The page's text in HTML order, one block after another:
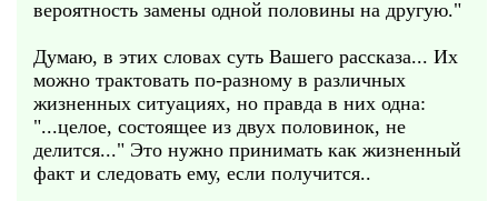
вероятность замены одной половины на другую."
Думаю, в этих словах суть Вашего рассказа... Их
можно трактовать по-разному в различных
жизненных ситуациях, но правда в них одна:
"...целое, состоящее из двух половинок, не
делится..." Это нужно принимать как жизненный
факт и следовать ему, если получится..